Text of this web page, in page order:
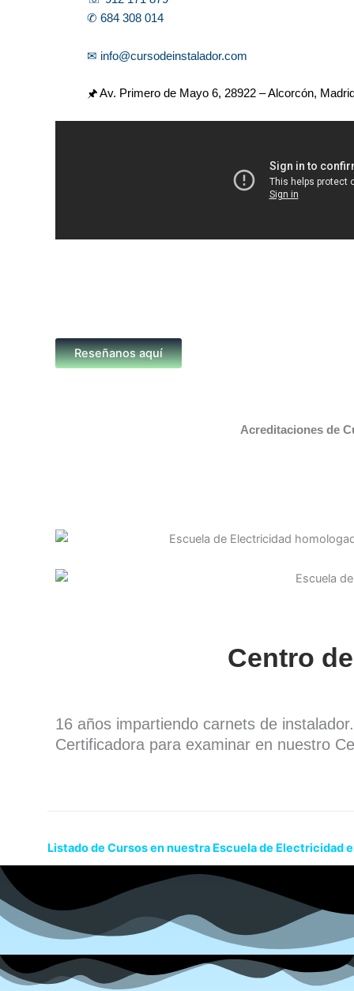
✆ 684 308 014
✉ info@cursodeinstalador.com
🖈 Av. Primero de Mayo 6, 28922 – Alcorcón,
Reseñanos aquí
Acreditaciones de
Centro
16 años impartiendo carnets de
Certificadora para examinar en nuestro
Listado de Cursos en nuestra Escuela de Electricidad